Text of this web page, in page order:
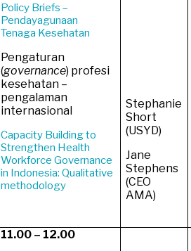
Policy Briefs –
Pendayagunaan
Tenaga Kesehatan
Pengaturan
(governance) profesi
kesehatan –
pengalaman
internasional
Capacity Building to
Strengthen Health
Workforce Governance
in Indonesia: Qualitative
methodology
Stephanie
Short
(USYD)
Jane
Stephens
(CEO
AMA)
11.00 – 12.00